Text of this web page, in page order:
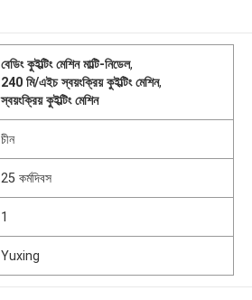
বেডিং কুইল্টিং মেশিন মাল্টি-নিডেল,
240 মি/এইচ স্বয়ংক্রিয় কুইল্টিং মেশিন,
স্বয়ংক্রিয় কুইল্টিং মেশিন
চীন
25 কর্মদিবস
1
Yuxing